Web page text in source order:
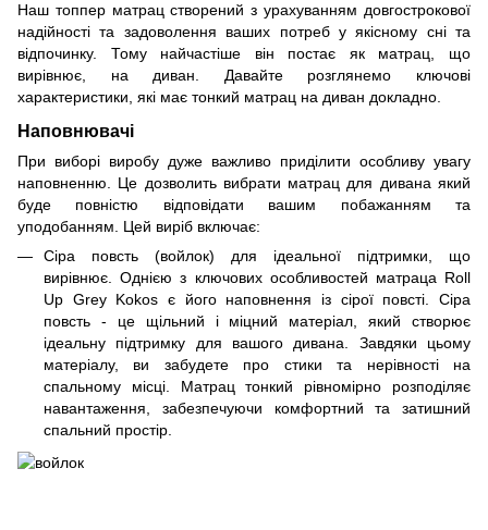
Наш топпер матрац створений з урахуванням довгострокової
надійності та задоволення ваших потреб у якісному сні та
відпочинку. Тому найчастіше він постає як матрац, що
вирівнює, на диван. Давайте розглянемо ключові
характеристики, які має тонкий матрац на диван докладно.
Наповнювачі
При виборі виробу дуже важливо приділити особливу увагу
наповненню. Це дозволить вибрати матрац для дивана який
буде повністю відповідати вашим побажанням та
уподобанням. Цей виріб включає:
Сіра повсть (войлок) для ідеальної підтримки, що
вирівнює. Однією з ключових особливостей матраца Roll
Up Grey Kokos є його наповнення із сірої повсті. Сіра
повсть - це щільний і міцний матеріал, який створює
ідеальну підтримку для вашого дивана. Завдяки цьому
матеріалу, ви забудете про стики та нерівності на
спальному місці. Матрац тонкий рівномірно розподіляє
навантаження, забезпечуючи комфортний та затишний
спальний простір.